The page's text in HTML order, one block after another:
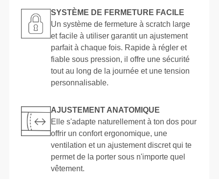
SYSTÈME DE FERMETURE FACILE
Un système de fermeture à scratch large
et facile à utiliser garantit un ajustement
parfait à chaque fois. Rapide à régler et
fiable sous pression, il offre une sécurité
tout au long de la journée et une tension
personnalisable.
AJUSTEMENT ANATOMIQUE
Elle s'adapte naturellement à ton dos pour
offrir un confort ergonomique, une
ventilation et un ajustement discret qui te
permet de la porter sous n'importe quel
vêtement.